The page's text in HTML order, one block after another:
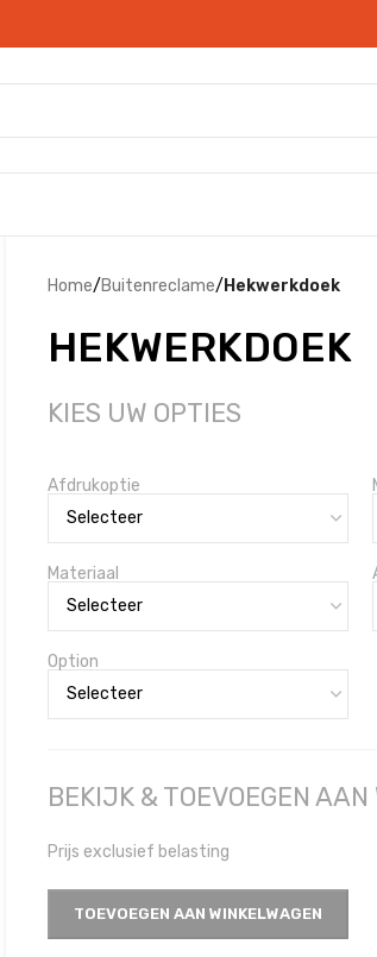
Home/Buitenreclame/ Hekwerkdoek
HEKWERKDOEK
KIES UW OPTIES
Afdrukoptie
Materiaal
Option
BEKIJK & TOEVOEGEN AAN
Prijs exclusief belasting
TOEVOEGEN AAN WINKELWAGEN